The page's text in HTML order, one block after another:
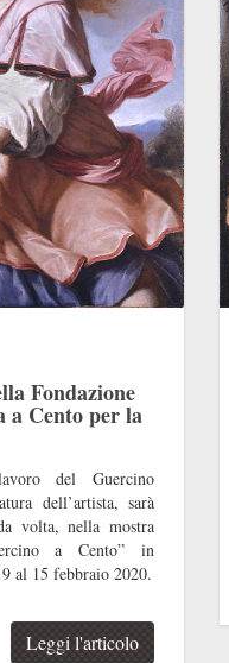
Fondazione
a Cento per la
del Guercino
dell’artista, sarà
volta, nella mostra
a Cento” in
al 15 febbraio 2020.
Leggi l'articolo